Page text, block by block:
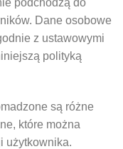
Dane osobowe
z ustawowymi
polityką
są różne
które można
użytkownika.